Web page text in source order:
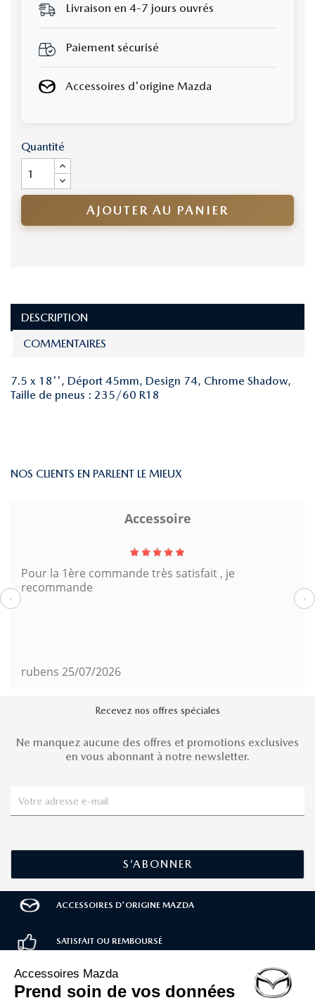
Livraison en 4-7 jours ouvrés
Paiement sécurisé
Accessoires d'origine Mazda
Quantité
AJOUTER AU PANIER
DESCRIPTION
COMMENTAIRES
7.5 x 18'', Déport 45mm, Design 74, Chrome Shadow,
Taille de pneus : 235/60 R18
NOS CLIENTS EN PARLENT LE MIEUX
Accessoire
Pour la 1ère commande très satisfait , je
recommande
rubens 25/07/2026
‹ ›
Recevez nos offres spéciales
Ne manquez aucune des offres et promotions exclusives
en vous abonnant à notre newsletter.
ACCESSOIRES D'ORIGINE MAZDA
SATISFAIT OU REMBOURSÉ
LIVRAISON RAPIDE